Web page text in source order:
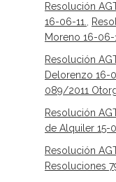
Resolución
16-06-11.
Moreno 16-06-
Resolución
Delorenzo 16-
089/2011
Resolución
de Alquiler 15-
Resolución
Resoluciones